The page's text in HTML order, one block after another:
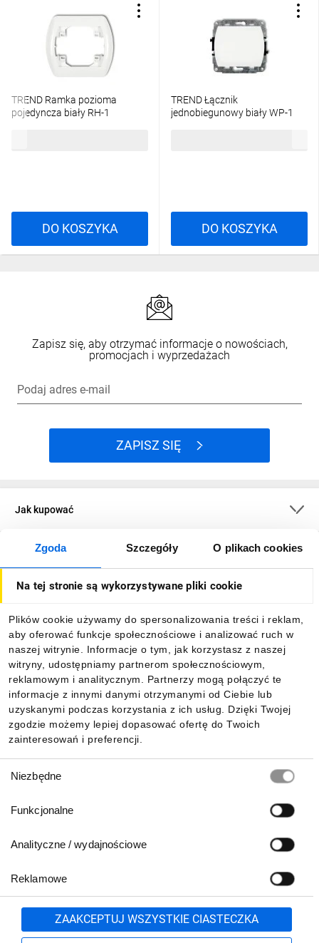
Zgoda Szczegóły O plikach cookies
Na tej stronie są wykorzystywane pliki cookie
Plików cookie używamy do spersonalizowania treści i reklam,
aby oferować funkcje społecznościowe i analizować ruch w
naszej witrynie. Informacje o tym, jak korzystasz z naszej
witryny, udostępniamy partnerom społecznościowym,
reklamowym i analitycznym. Partnerzy mogą połączyć te
informacje z innymi danymi otrzymanymi od Ciebie lub
uzyskanymi podczas korzystania z ich usług. Dzięki Twojej
zgodzie możemy lepiej dopasować ofertę do Twoich
zainteresowań i preferencji.
zgody
Niezbędne
Funkcjonalne
Analityczne / wydajnościowe
Reklamowe
ZAAKCEPTUJ WSZYSTKIE CIASTECZKA
TREND Ramka pozioma
pojedyncza biały RH-1
DO KOSZYKA
TREND Łącznik
jednobiegunowy biały WP-1
DO KOSZYKA
Zapisz się, aby otrzymać informacje o nowościach,
promocjach i wyprzedażach
Podaj adres e-mail
ZAPISZ SIĘ
Jak kupować
O firmie
Informacje
Pobierz naszą aplikację mobilną:
801 500 700 lub
71 37 61 600